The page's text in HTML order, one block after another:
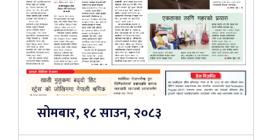
सोमबार, १८ साउन, २०८३